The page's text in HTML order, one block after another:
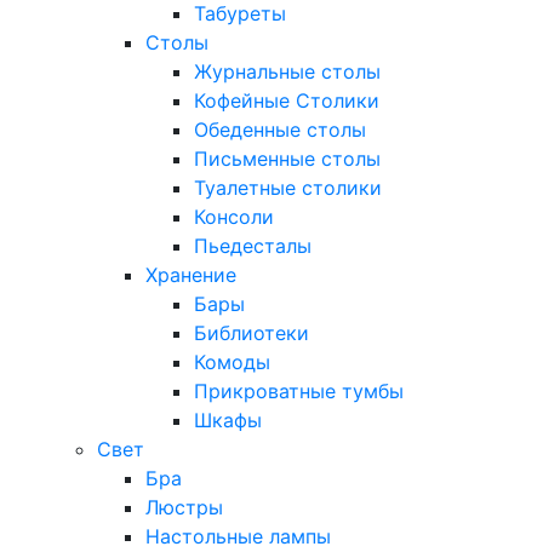
Табуреты
Столы
Журнальные столы
Кофейные Столики
Обеденные столы
Письменные столы
Туалетные столики
Консоли
Пьедесталы
Хранение
Бары
Библиотеки
Комоды
Прикроватные тумбы
Шкафы
Свет
Бра
Люстры
Настольные лампы